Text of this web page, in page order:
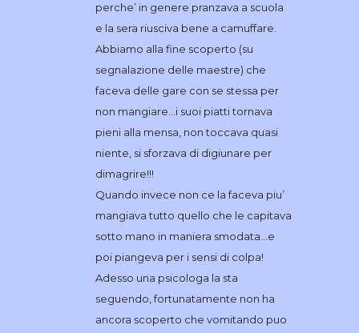
perche’ in genere pranzava a scuola
e la sera riusciva bene a camuffare.
Abbiamo alla fine scoperto (su
segnalazione delle maestre) che
faceva delle gare con se stessa per
non mangiare…i suoi piatti tornava
pieni alla mensa, non toccava quasi
niente, si sforzava di digiunare per
dimagrire!!!
Quando invece non ce la faceva piu’
mangiava tutto quello che le capitava
sotto mano in maniera smodata…e
poi piangeva per i sensi di colpa!
Adesso una psicologa la sta
seguendo, fortunatamente non ha
ancora scoperto che vomitando puo